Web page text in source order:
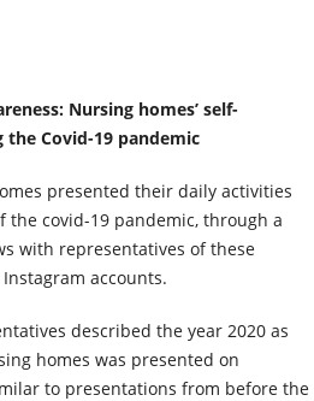
Nursing homes’ self-
Covid-19 pandemic
presented their daily activities
covid-19 pandemic, through a
with representatives of these
accounts.
described the year 2020 as
homes was presented on
to presentations from before the